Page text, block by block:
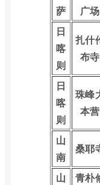
萨
广场
日
喀
则
扎什
布寺
日
喀
则
珠峰
本营
山
南
桑耶
山
青朴